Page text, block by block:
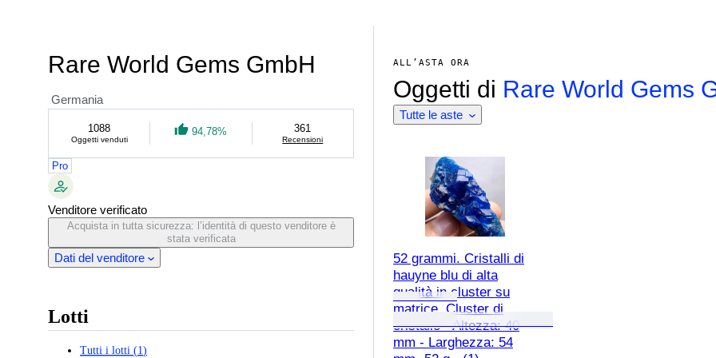
Rare World Gems GmbH
Germania
1088
Oggetti venduti
94,78% 361
Recensioni
Pro
Venditore verificato
Acquista in tutta sicurezza: l’identità di questo venditore è
stata verificata
Dati del venditore
Lotti
Tutti i lotti (1)
ALL’ASTA ORA
Oggetti di Rare World Gems
Tutte le aste
52 grammi. Cristalli di
hauyne blu di alta
qualità in cluster su
matrice. Cluster di
cristallo - Altezza: 40
mm - Larghezza: 54